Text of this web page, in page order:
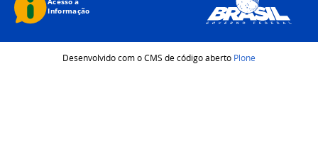
Desenvolvido com o CMS de código aberto Plone